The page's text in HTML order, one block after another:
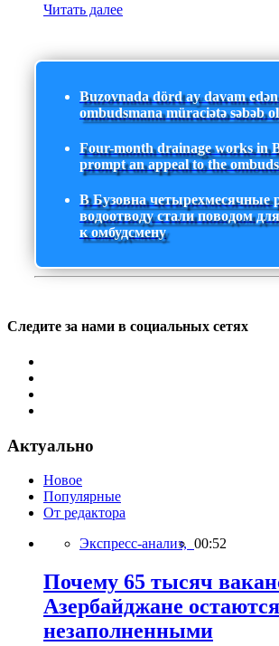
Читать далее
Buzovnada dörd ay davam
ombudsmana müraciətə səbəb
Four-month drainage works in
prompt an appeal to the
В Бузовна четырехмесячные
водоотводу стали поводом
к омбудсмену
Следите за нами в социальных сетях
Актуально
Новое
Популярные
От редактора
Экспресс-анализ, 00:52
Почему 65 тысяч
Азербайджане остаются
незаполненными